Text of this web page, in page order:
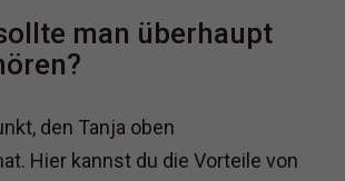
man überhaupt
den Tanja oben
Hier kannst du die Vorteile von